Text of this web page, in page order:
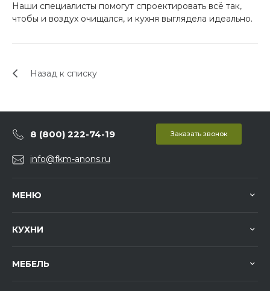
Наши специалисты помогут спроектировать всё так,
чтобы и воздух очищался, и кухня выглядела идеально.
Назад к списку
8 (800) 222-74-19 Заказать звонок
info@fkm-anons.ru
МЕНЮ
КУХНИ
МЕБЕЛЬ